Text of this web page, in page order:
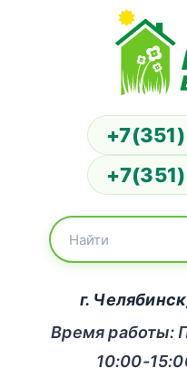
г.
Время работы:
10:00-